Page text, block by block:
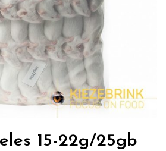
15-22g/25gb